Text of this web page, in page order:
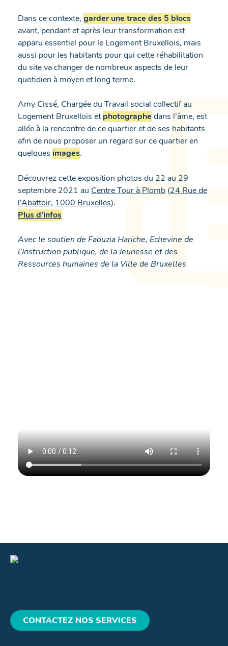
Dans ce contexte, garder une trace des 5 blocs
avant, pendant et après leur transformation est
apparu essentiel pour le Logement Bruxellois, mais
aussi pour les habitants pour qui cette réhabilitation
du site va changer de nombreux aspects de leur
quotidien à moyen et long terme.
Amy Cissé, Chargée du Travail social collectif au
Logement Bruxellois etphotographe dans l’âme, est
allée à la rencontre de ce quartier et de ses habitants
afin de nous proposer un regard sur ce quartier en
quelques images.
Découvrez cette exposition photos du 22 au 29
septembre 2021 au Centre Tour à Plomb (24 Rue de
l’Abattoir, 1000 Bruxelles).
Plus d’infos
Avec le soutien de Faouzia Hariche, Echevine de
l’Instruction publique, de la Jeunesse et des
Ressources humaines de la Ville de Bruxelles
CONTACTEZ NOS SERVICES